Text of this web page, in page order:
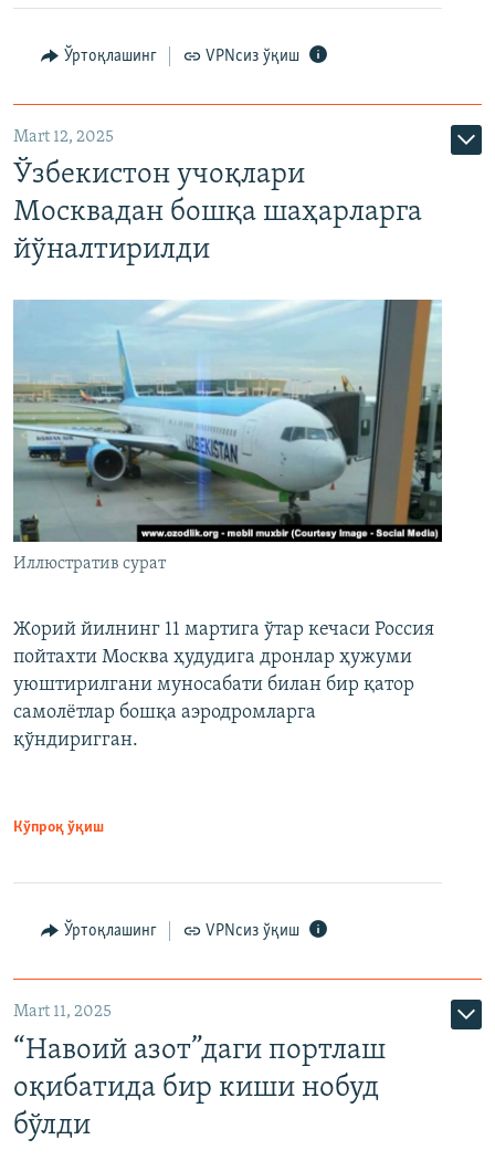
Ўртоқлашинг VPNсиз ўқиш
Mart 12, 2025
Ўзбекистон учоқлари
Москвадан бошқа шаҳарларга
йўналтирилди
Иллюстратив сурат
Жорий йилнинг 11 мартига ўтар кечаси Россия
пойтахти Москва ҳудудига дронлар ҳужуми
уюштирилгани муносабати билан бир қатор
самолётлар бошқа аэродромларга
қўндиригган.
Кўпроқ ўқиш
Ўртоқлашинг VPNсиз ўқиш
Mart 11, 2025
“Навоий азот”даги портлаш
оқибатида бир киши нобуд
бўлди